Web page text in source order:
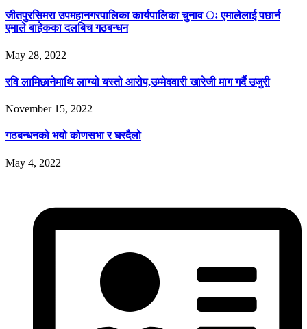
जीतपुरसिमरा उपमहानगरपालिका कार्यपालिका चुनाव ः एमालेलाई पछार्न
एमाले बाहेकका दलबिच गठबन्धन
May 28, 2022
रवि लामिछानेमाथि लाग्यो यस्तो आरोप,उम्मेदवारी खारेजी माग गर्दै उजुरी
November 15, 2022
गठबन्धनको भयो कोणसभा र घरदैलो
May 4, 2022